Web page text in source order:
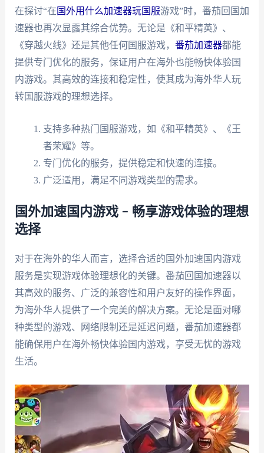
在探讨“在 国外用什么加速器玩国服游戏”时，番茄回国加
速器也再次显露其综合优势。无论是《和平精英》、
《穿越火线》还是其他任何国服游戏， 番茄加速器都能
提供专门优化的服务，保证用户在海外也能畅快体验国
内游戏。其高效的连接和稳定性，使其成为海外华人玩
转国服游戏的理想选择。
支持多种热门国服游戏，如《和平精英》、《王
者荣耀》等。
专门优化的服务，提供稳定和快速的连接。
广泛适用，满足不同游戏类型的需求。
国外加速国内游戏 – 畅享游戏体验的理想
选择
对于在海外的华人而言，选择合适的国外加速国内游戏
服务是实现游戏体验理想化的关键。番茄回国加速器以
其高效的服务、广泛的兼容性和用户友好的操作界面，
为海外华人提供了一个完美的解决方案。无论是面对哪
种类型的游戏、网络限制还是延迟问题，番茄加速器都
能确保用户在海外畅快体验国内游戏，享受无忧的游戏
生活。